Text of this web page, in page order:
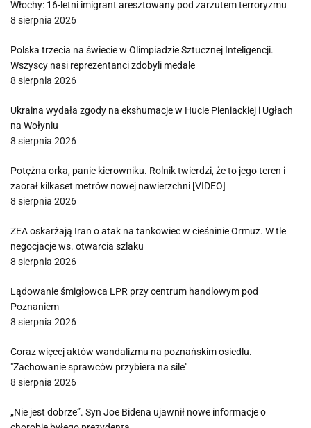
Włochy: 16-letni imigrant aresztowany pod zarzutem terroryzmu
8 sierpnia 2026
Polska trzecia na świecie w Olimpiadzie Sztucznej Inteligencji.
Wszyscy nasi reprezentanci zdobyli medale
8 sierpnia 2026
Ukraina wydała zgody na ekshumacje w Hucie Pieniackiej i Ugłach
na Wołyniu
8 sierpnia 2026
Potężna orka, panie kierowniku. Rolnik twierdzi, że to jego teren i
zaorał kilkaset metrów nowej nawierzchni [VIDEO]
8 sierpnia 2026
ZEA oskarżają Iran o atak na tankowiec w cieśninie Ormuz. W tle
negocjacje ws. otwarcia szlaku
8 sierpnia 2026
Lądowanie śmigłowca LPR przy centrum handlowym pod
Poznaniem
8 sierpnia 2026
Coraz więcej aktów wandalizmu na poznańskim osiedlu.
"Zachowanie sprawców przybiera na sile"
8 sierpnia 2026
„Nie jest dobrze”. Syn Joe Bidena ujawnił nowe informacje o